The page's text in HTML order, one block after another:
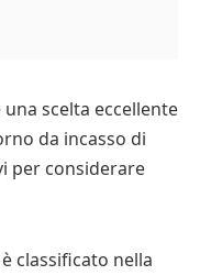
una scelta eccellente
da incasso di
per considerare
classificato nella